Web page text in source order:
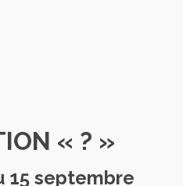
« ? »
15 septembre